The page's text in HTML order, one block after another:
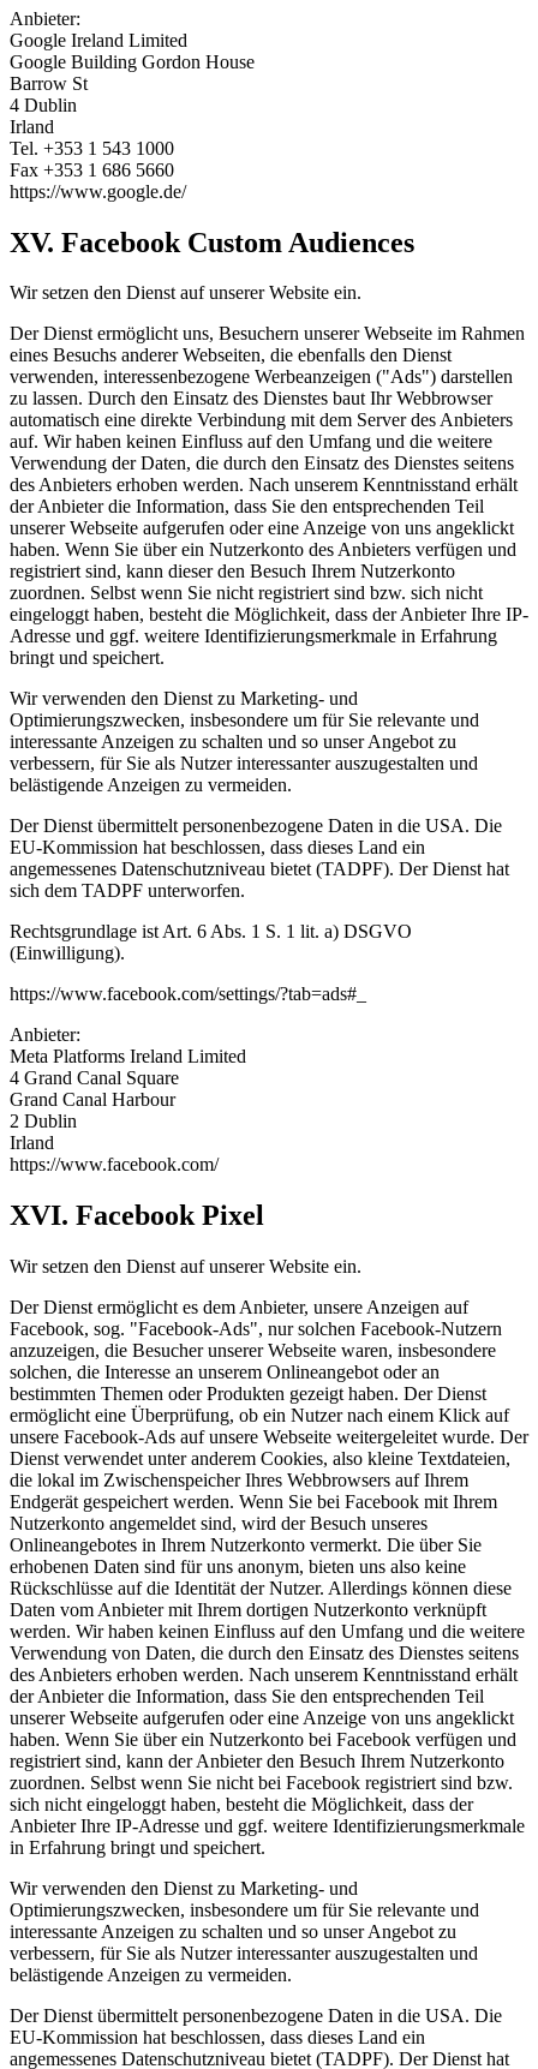
Anbieter:
Google Ireland Limited
Google Building Gordon House
Barrow St
4 Dublin
Irland
Tel. +353 1 543 1000
Fax +353 1 686 5660
https://www.google.de/
XV. Facebook Custom Audiences
Wir setzen den Dienst auf unserer Website ein.
Der Dienst ermöglicht uns, Besuchern unserer Webseite im Rahmen
eines Besuchs anderer Webseiten, die ebenfalls den Dienst
verwenden, interessenbezogene Werbeanzeigen ("Ads") darstellen
zu lassen. Durch den Einsatz des Dienstes baut Ihr Webbrowser
automatisch eine direkte Verbindung mit dem Server des Anbieters
auf. Wir haben keinen Einfluss auf den Umfang und die weitere
Verwendung der Daten, die durch den Einsatz des Dienstes seitens
des Anbieters erhoben werden. Nach unserem Kenntnisstand erhält
der Anbieter die Information, dass Sie den entsprechenden Teil
unserer Webseite aufgerufen oder eine Anzeige von uns angeklickt
haben. Wenn Sie über ein Nutzerkonto des Anbieters verfügen und
registriert sind, kann dieser den Besuch Ihrem Nutzerkonto
zuordnen. Selbst wenn Sie nicht registriert sind bzw. sich nicht
eingeloggt haben, besteht die Möglichkeit, dass der Anbieter Ihre IP-
Adresse und ggf. weitere Identifizierungsmerkmale in Erfahrung
bringt und speichert.
Wir verwenden den Dienst zu Marketing- und
Optimierungszwecken, insbesondere um für Sie relevante und
interessante Anzeigen zu schalten und so unser Angebot zu
verbessern, für Sie als Nutzer interessanter auszugestalten und
belästigende Anzeigen zu vermeiden.
Der Dienst übermittelt personenbezogene Daten in die USA. Die
EU-Kommission hat beschlossen, dass dieses Land ein
angemessenes Datenschutzniveau bietet (TADPF). Der Dienst hat
sich dem TADPF unterworfen.
Rechtsgrundlage ist Art. 6 Abs. 1 S. 1 lit. a) DSGVO
(Einwilligung).
https://www.facebook.com/settings/?tab=ads#_
Anbieter:
Meta Platforms Ireland Limited
4 Grand Canal Square
Grand Canal Harbour
2 Dublin
Irland
https://www.facebook.com/
XVI. Facebook Pixel
Wir setzen den Dienst auf unserer Website ein.
Der Dienst ermöglicht es dem Anbieter, unsere Anzeigen auf
Facebook, sog. "Facebook-Ads", nur solchen Facebook-Nutzern
anzuzeigen, die Besucher unserer Webseite waren, insbesondere
solchen, die Interesse an unserem Onlineangebot oder an
bestimmten Themen oder Produkten gezeigt haben. Der Dienst
ermöglicht eine Überprüfung, ob ein Nutzer nach einem Klick auf
unsere Facebook-Ads auf unsere Webseite weitergeleitet wurde. Der
Dienst verwendet unter anderem Cookies, also kleine Textdateien,
die lokal im Zwischenspeicher Ihres Webbrowsers auf Ihrem
Endgerät gespeichert werden. Wenn Sie bei Facebook mit Ihrem
Nutzerkonto angemeldet sind, wird der Besuch unseres
Onlineangebotes in Ihrem Nutzerkonto vermerkt. Die über Sie
erhobenen Daten sind für uns anonym, bieten uns also keine
Rückschlüsse auf die Identität der Nutzer. Allerdings können diese
Daten vom Anbieter mit Ihrem dortigen Nutzerkonto verknüpft
werden. Wir haben keinen Einfluss auf den Umfang und die weitere
Verwendung von Daten, die durch den Einsatz des Dienstes seitens
des Anbieters erhoben werden. Nach unserem Kenntnisstand erhält
der Anbieter die Information, dass Sie den entsprechenden Teil
unserer Webseite aufgerufen oder eine Anzeige von uns angeklickt
haben. Wenn Sie über ein Nutzerkonto bei Facebook verfügen und
registriert sind, kann der Anbieter den Besuch Ihrem Nutzerkonto
zuordnen. Selbst wenn Sie nicht bei Facebook registriert sind bzw.
sich nicht eingeloggt haben, besteht die Möglichkeit, dass der
Anbieter Ihre IP-Adresse und ggf. weitere Identifizierungsmerkmale
in Erfahrung bringt und speichert.
Wir verwenden den Dienst zu Marketing- und
Optimierungszwecken, insbesondere um für Sie relevante und
interessante Anzeigen zu schalten und so unser Angebot zu
verbessern, für Sie als Nutzer interessanter auszugestalten und
belästigende Anzeigen zu vermeiden.
Der Dienst übermittelt personenbezogene Daten in die USA. Die
EU-Kommission hat beschlossen, dass dieses Land ein
angemessenes Datenschutzniveau bietet (TADPF). Der Dienst hat